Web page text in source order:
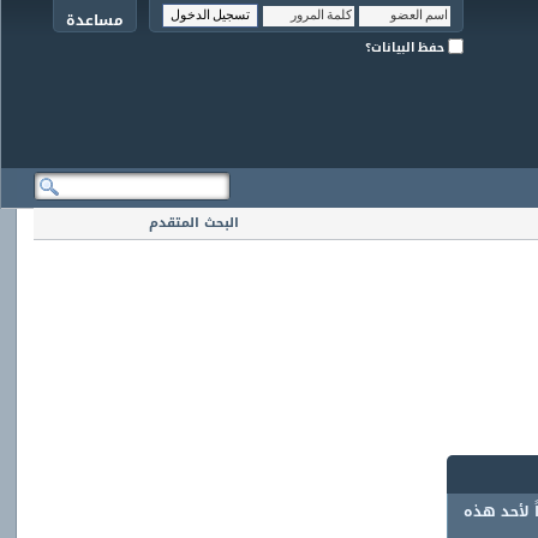
مساعدة
حفظ البيانات؟
البحث المتقدم
لأحد هذه